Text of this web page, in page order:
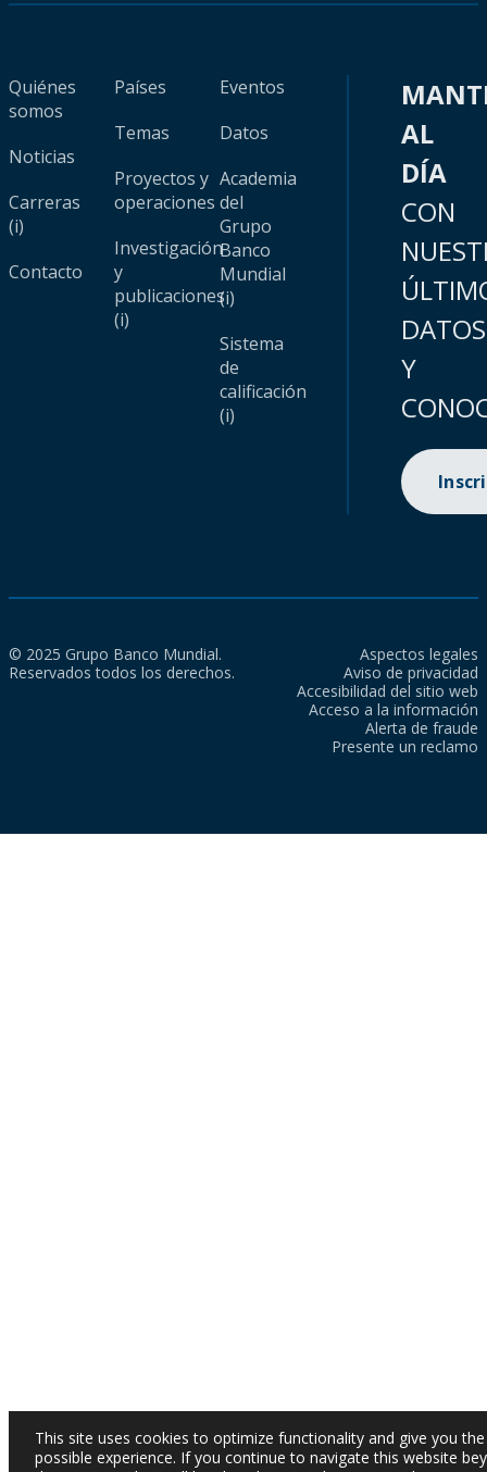
Quiénes
somos
Noticias
Carreras
(i)
Contacto
Países
Temas
Proyectos y
operaciones
Investigación
y
publicaciones
(i)
Eventos
Datos
Academia
del
Grupo
Banco
Mundial
(i)
Sistema
de
calificación
(i)
AL
DÍA
CON
DATOS
Y
© 2025 Grupo Banco Mundial.
Reservados todos los derechos.
Aspectos legales
Aviso de privacidad
Accesibilidad del sitio web
Acceso a la información
Alerta de fraude
Presente un reclamo
This site uses cookies to optimize functionality and give you
possible experience. If you continue to navigate this website